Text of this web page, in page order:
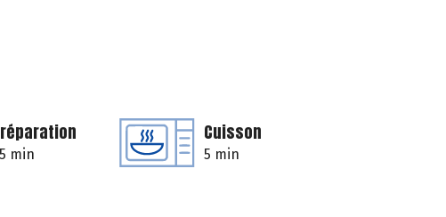
min
Cuisson
5 min